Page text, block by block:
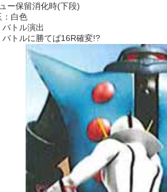
ー保留消化時(下段)
：白色
バトル演出
ルに勝てば16R確変!?